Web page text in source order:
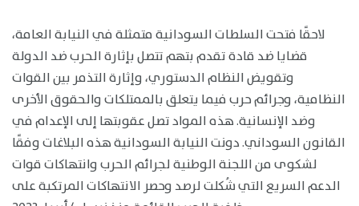
لاحقًا فتحت السلطات السودانية متمثلة في النيابة العامة،
قضايا ضد قادة تقدم بتهم تتصل بإثارة الحرب ضد الدولة
وتقويض النظام الدستوري، وإثارة التذمر بين القوات
النظامية، وجرائم حرب فيما يتعلق بالممتلكات والحقوق الأخرى
وضد الإنسانية. هذه المواد تصل عقوبتها إلى الإعدام في
القانون السوداني. دونت النيابة السودانية هذه البلاغات وفقًا
لشكوى من اللجنة الوطنية لجرائم الحرب وانتهاكات قوات
الدعم السريع التي شُكلت لرصد وحصر الانتهاكات المرتكبة على